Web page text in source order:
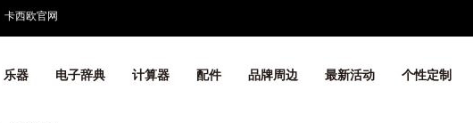
卡西欧官网
乐器 电子辞典 计算器 配件 品牌周边 最新活动 个性定制